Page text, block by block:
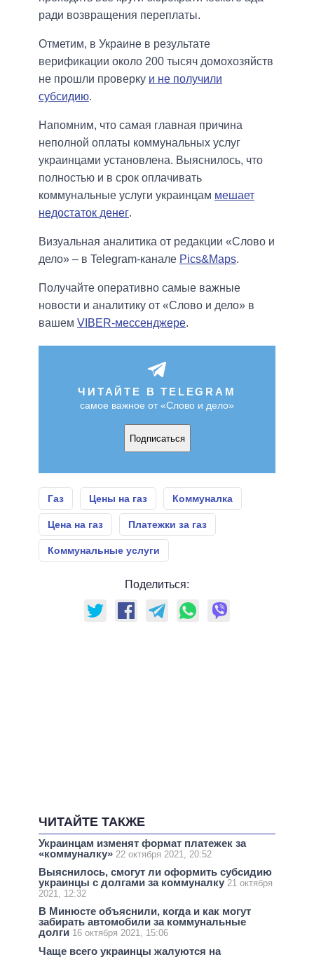
ради возвращения переплаты.
Отметим, в Украине в результате
верификации около 200 тысяч домохозяйств
не прошли проверку и не получили
субсидию.
Напомним, что самая главная причина
неполной оплаты коммунальных услуг
украинцами установлена. Выяснилось, что
полностью и в срок оплачивать
коммунальные услуги украинцам мешает
недостаток денег.
Визуальная аналитика от редакции «Слово и
дело» – в Telegram-канале Pics&Maps.
Получайте оперативно самые важные
новости и аналитику от «Слово и дело» в
вашем VIBER-мессенджере.
ЧИТАЙТЕ В TELEGRAM
самое важное от «Слово и дело»
Подписаться
Газ Цены на газ Коммуналка
Цена на газ Платежки за газ
Коммунальные услуги
Поделиться:
ЧИТАЙТЕ ТАКЖЕ
Украинцам изменят формат платежек за
«коммуналку» 22 октября 2021, 20:52
Выяснилось, смогут ли оформить субсидию
украинцы с долгами за коммуналку 21 октября
2021, 12:32
В Минюсте объяснили, когда и как могут
забирать автомобили за коммунальные
долги 16 октября 2021, 15:06
Чаще всего украинцы жалуются на